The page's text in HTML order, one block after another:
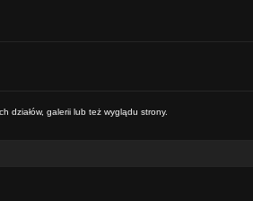
działów, galerii lub też wyglądu strony.